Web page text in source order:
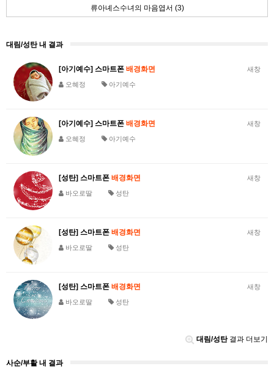
류아녜스수녀의 마음엽서 (3)
대림/성탄 내 결과
새창
[아기예수] 스마트폰 배경화면
오혜정 아기예수
새창
[아기예수] 스마트폰 배경화면
오혜정 아기예수
새창
[성탄] 스마트폰 배경화면
바오로딸 성탄
새창
[성탄] 스마트폰 배경화면
바오로딸 성탄
새창
[성탄] 스마트폰 배경화면
바오로딸 성탄
대림/성탄결과 더보기
사순/부활 내 결과